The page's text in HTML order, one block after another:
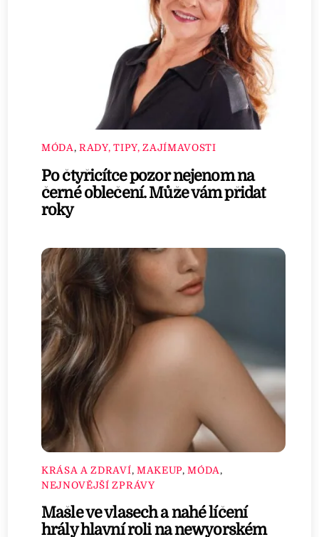
MÓDA ,RADY, TIPY, ZAJÍMAVOSTI
Po čtyřicítce pozor nejenom na
černé oblečení. Může vám přidat
roky
KRÁSA A ZDRAVÍ, MAKEUP,MÓDA ,
NEJNOVĚJŠÍ ZPRÁVY
Mašle ve vlasech a nahé líčení
hrály hlavní roli na newyorském